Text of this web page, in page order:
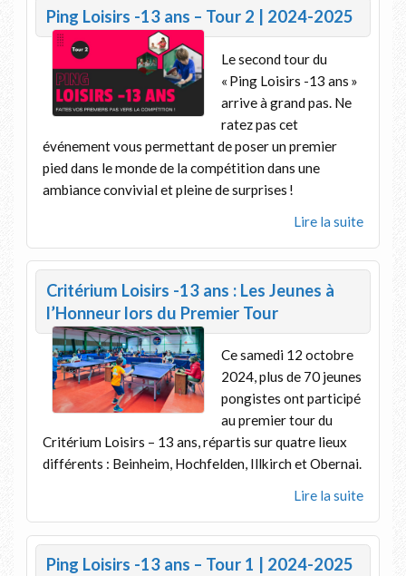
Ping Loisirs -13 ans – Tour 2 | 2024-2025
Le second tour du
« Ping Loisirs -13 ans »
arrive à grand pas. Ne
ratez pas cet
événement vous permettant de poser un premier
pied dans le monde de la compétition dans une
ambiance convivial et pleine de surprises !
Lire la suite
Critérium Loisirs -13 ans : Les Jeunes à
l’Honneur lors du Premier Tour
Ce samedi 12 octobre
2024, plus de 70 jeunes
pongistes ont participé
au premier tour du
Critérium Loisirs – 13 ans, répartis sur quatre lieux
différents : Beinheim, Hochfelden, Illkirch et Obernai.
Lire la suite
Ping Loisirs -13 ans – Tour 1 | 2024-2025